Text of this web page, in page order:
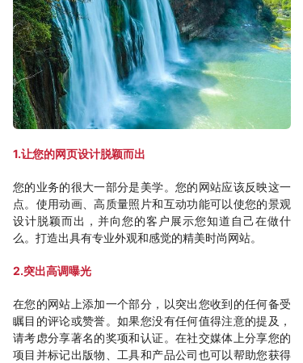
1.让您的网页设计脱颖而出
您的业务的很大一部分是美学。您的网站应该反映这一
点。使用动画、高质量照片和互动功能可以使您的景观
设计脱颖而出，并向您的客户展示您知道自己在做什
么。打造出具有专业外观和感觉的精美时尚网站。
2.突出高调曝光
在您的网站上添加一个部分，以突出您收到的任何备受
瞩目的评论或赞誉。如果您没有任何值得注意的提及，
请考虑分享著名的奖项和认证。在社交媒体上分享您的
项目并标记出版物、工具和产品公司也可以帮助您获得